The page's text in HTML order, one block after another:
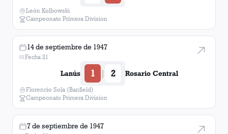
León Kolbowski
Campeonato Primera Division
14 de septiembre de 1947
Fecha 21
Lanús 1 | 2 Rosario Central
Florencio Sola (Banfield)
Campeonato Primera Division
7 de septiembre de 1947